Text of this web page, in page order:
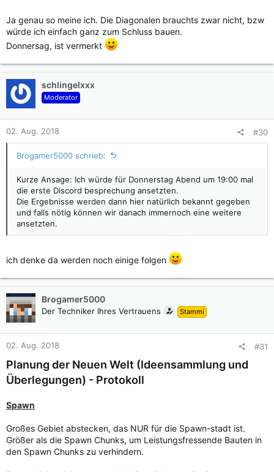
Ja genau so meine ich. Die Diagonalen brauchts zwar nicht, bzw
würde ich einfach ganz zum Schluss bauen.
Donnersag, ist vermerkt
schlingelxxx
Moderator
02. Aug. 2018 #30
Brogamer5000 schrieb:
Kurze Ansage: Ich würde für Donnerstag Abend um 19:00 mal
die erste Discord besprechung ansetzten.
Die Ergebnisse werden dann hier natürlich bekannt gegeben
und falls nötig können wir danach immernoch eine weitere
ansetzten.
ich denke da werden noch einige folgen
Brogamer5000
Der Techniker Ihres Vertrauens Stammi
02. Aug. 2018 #31
Planung der Neuen Welt (Ideensammlung und
Überlegungen) - Protokoll
Spawn
Großes Gebiet abstecken, das NUR für die Spawn-stadt ist.
Größer als die Spawn Chunks, um Leistungsfressende Bauten in
den Spawn Chunks zu verhindern.